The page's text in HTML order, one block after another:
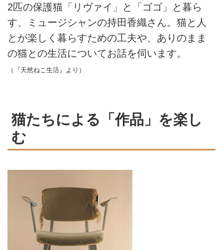
2匹の保護猫「リヴァイ」と「ゴゴ」と暮ら
す、ミュージシャンの持田香織さん。猫と人
とが楽しく暮らすための工夫や、ありのまま
の猫との生活についてお話を伺います。
（『天然ねこ生活』より）
猫たちによる「作品」を楽し
む